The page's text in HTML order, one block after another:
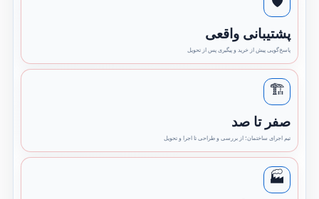
پشتیبانی واقعی
پاسخ‌گویی پیش از خرید و پیگیری پس از تحویل
🏗️
صفر تا صد
تیم اجرای ساختمان؛ از بررسی و طراحی تا اجرا و تحویل
🏭